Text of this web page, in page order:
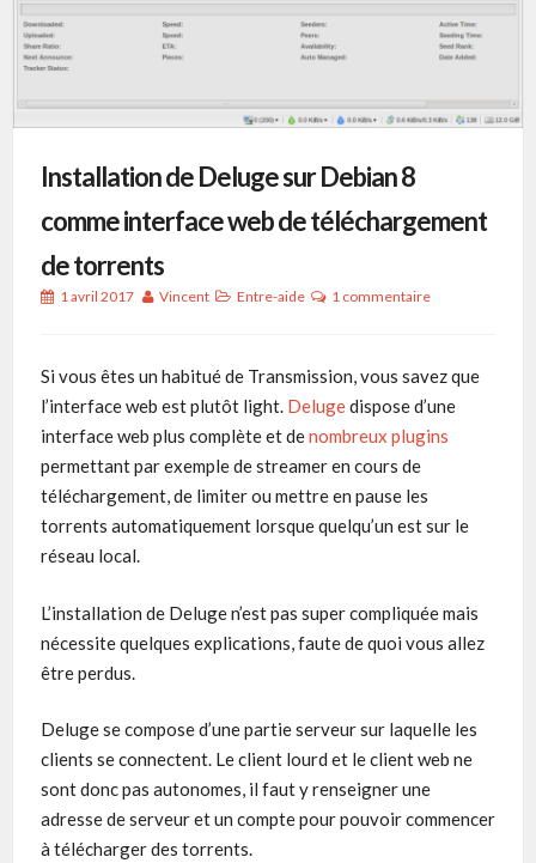
Installation de Deluge sur Debian 8
comme interface web de téléchargement
de torrents
1 avril 2017 Vincent Entre-aide 1 commentaire
Si vous êtes un habitué de Transmission, vous savez que
l’interface web est plutôt light. Delugedispose d’une
interface web plus complète et denombreux plugins
permettant par exemple de streamer en cours de
téléchargement, de limiter ou mettre en pause les
torrents automatiquement lorsque quelqu’un est sur le
réseau local.
L’installation de Deluge n’est pas super compliquée mais
nécessite quelques explications, faute de quoi vous allez
être perdus.
Deluge se compose d’une partie serveur sur laquelle les
clients se connectent. Le client lourd et le client web ne
sont donc pas autonomes, il faut y renseigner une
adresse de serveur et un compte pour pouvoir commencer
à télécharger des torrents.